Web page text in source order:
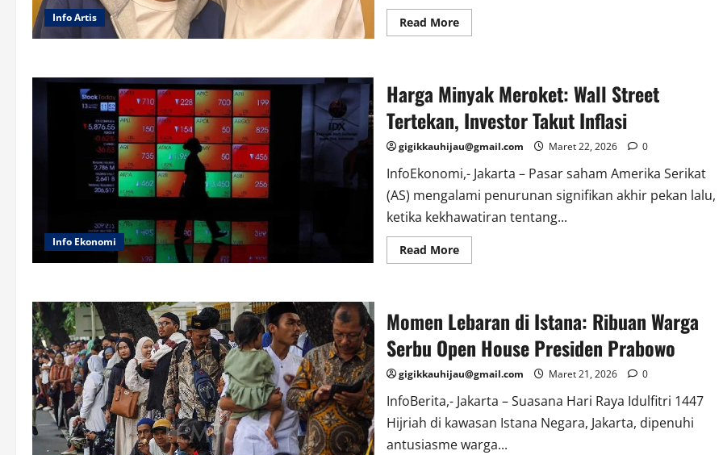
Info Artis Read MoreRead
more
Ressa
Rossano:
Takdir
&
Doa
Mengakhiri
Konflik
Info Ekonomi
Harga Minyak Meroket: Wall Street
Tertekan, Investor Takut Inflasi
gigikkauhijau@gmail.com Maret 22, 2026 0
InfoEkonomi,- Jakarta – Pasar saham Amerika Serikat
(AS) mengalami penurunan signifikan akhir pekan lalu,
ketika kekhawatiran tentang...
Read MoreRead
more
Wall
Street
Tertekan,
Investor
Takut
Inflasi
Momen Lebaran di Istana: Ribuan Warga
Serbu Open House Presiden Prabowo
gigikkauhijau@gmail.com Maret 21, 2026 0
InfoBerita,- Jakarta – Suasana Hari Raya Idulfitri 1447
Hijriah di kawasan Istana Negara, Jakarta, dipenuhi
antusiasme warga...